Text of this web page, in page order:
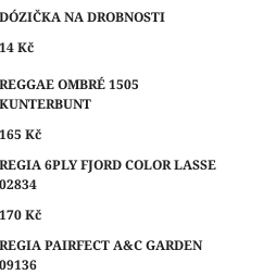
DÓZIČKA NA DROBNOSTI
14 Kč
REGGAE OMBRÉ 1505
KUNTERBUNT
165 Kč
REGIA 6PLY FJORD COLOR LASSE
02834
170 Kč
REGIA PAIRFECT A&C GARDEN
09136